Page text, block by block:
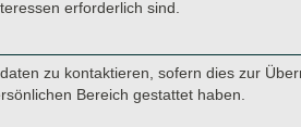
erforderlich sind.
zu kontaktieren, sofern dies zur
Bereich gestattet haben.